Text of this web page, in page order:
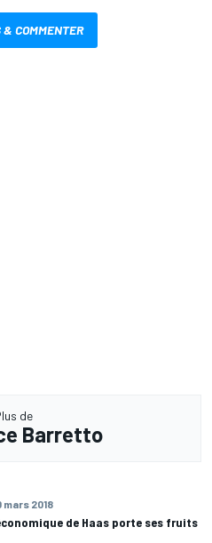
& COMMENTER
de
Barretto
mars 2018
de Haas porte ses fruits